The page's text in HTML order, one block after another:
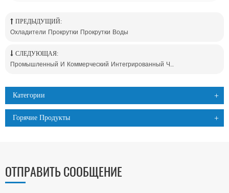
ПРЕДЫДУЩИЙ:
Охладители Прокрутки Прокрутки Воды
СЛЕДУЮЩАЯ:
Промышленный И Коммерческий Интегрированный Чиллер
Категории
Горячие Продукты
ОТПРАВИТЬ СООБЩЕНИЕ